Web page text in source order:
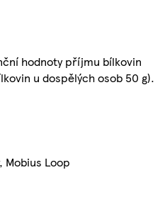
hodnoty příjmu bílkovin
u dospělých osob 50 g).
Mobius Loop